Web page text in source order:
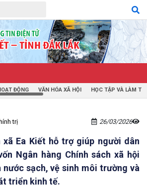
Tiếng Việt Tiếng Anh
ĐỘNG VĂN HÓA XÃ HỘI HỌC TẬP VÀ LÀM
trị 26/03/2026
Ea Kiết hỗ trợ giúp người dân
Ngân hàng Chính sách xã hội
sạch, vệ sinh môi trường và
triển kinh tế.